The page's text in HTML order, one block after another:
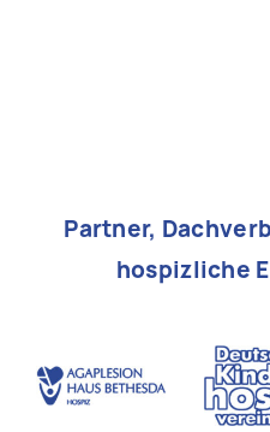
Partner,
hospizliche